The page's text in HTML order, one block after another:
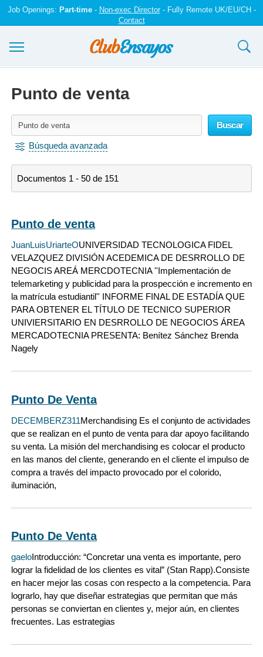
Job Openings: Part-time- Non-exec Director- Fully Remote UK/EU/CH -
Contact
Iniciar sesión
Punto de venta
Buscar
Búsqueda avanzada
Documentos 1 - 50 de 151
Punto de venta
JuanLuisUriarteOUNIVERSIDAD TECNOLOGICA FIDEL
VELAZQUEZ DIVISIÓN ACEDEMICA DE DESRROLLO DE
NEGOCIS AREÁ MERCDOTECNIA ''Implementación de
telemarketing y publicidad para la prospección e incremento en
la matrícula estudiantil'' INFORME FINAL DE ESTADÍA QUE
PARA OBTENER EL TÍTULO DE TECNICO SUPERIOR
UNIVIERSITARIO EN DESRROLLO DE NEGOCIOS ÁREA
MERCADOTECNIA PRESENTA: Benítez Sánchez Brenda
Nagely
Punto De Venta
DECEMBERZ311Merchandising Es el conjunto de actividades
que se realizan en el punto de venta para dar apoyo facilitando
su venta. La misión del merchandising es colocar el producto
en las manos del cliente, generando en el cliente el impulso de
compra a través del impacto provocado por el colorido,
iluminación,
Punto De Venta
gaeloIntroducción: “Concretar una venta es importante, pero
lograr la fidelidad de los clientes es vital” (Stan Rapp).Consiste
en hacer mejor las cosas con respecto a la competencia. Para
lograrlo, hay que diseñar estrategias que permitan que más
personas se conviertan en clientes y, mejor aún, en clientes
frecuentes. Las estrategias